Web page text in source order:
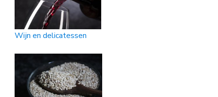
Wijn en delicatessen